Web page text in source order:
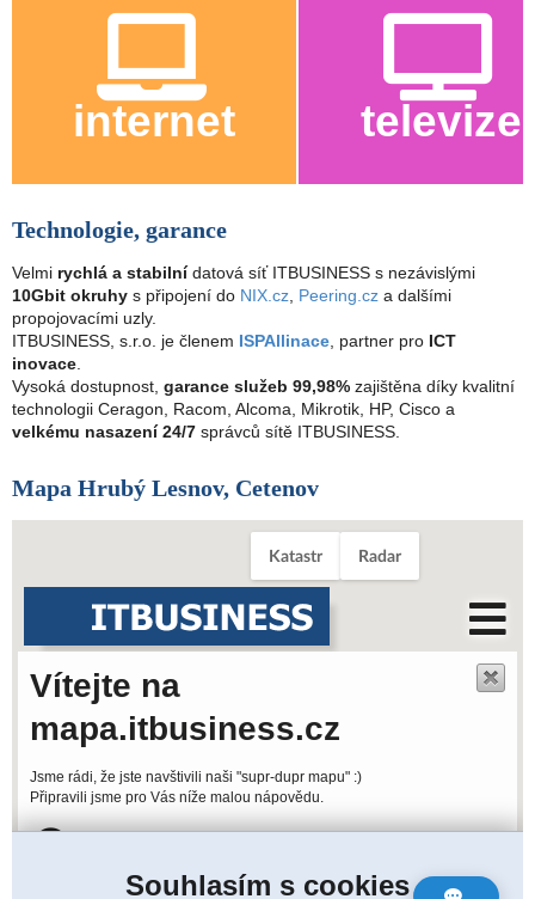
internet televize
Technologie, garance
Velmi rychlá a stabilnídatová síť ITBUSINESS s nezávislými
10Gbit okruhy s připojení do NIX.cz Peering.cz a dalšími
propojovacími uzly.
ITBUSINESS, s.r.o. je členem ISPAllinace , partner pro ICT
inovace
Vysoká dostupnost, garance služeb 99,98% zajištěna díky kvalitní
technologii Ceragon, Racom, Alcoma, Mikrotik, HP, Cisco a
velkému nasazení 24/7 správců sítě ITBUSINESS.
Mapa Hrubý Lesnov, Cetenov